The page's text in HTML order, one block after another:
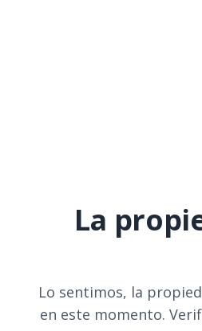
La
Lo sentimos, la
en este momento.